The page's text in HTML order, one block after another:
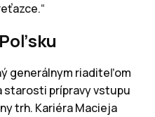
generálnym riaditeľom
starosti prípravy vstupu
trh. Kariéra Macieja